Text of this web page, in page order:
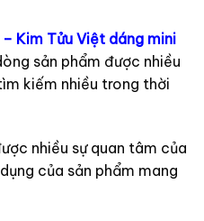
Kim Tửu Việt dáng mini
sản phẩm được nhiều
kiếm nhiều trong thời
nhiều sự quan tâm của
của sản phẩm mang